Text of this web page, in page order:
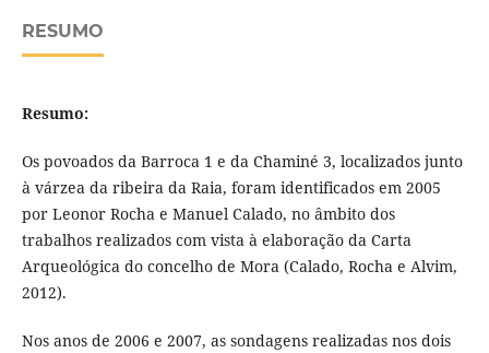
RESUMO
Resumo:
Os povoados da Barroca 1 e da Chaminé 3, localizados junto
à várzea da ribeira da Raia, foram identificados em 2005
por Leonor Rocha e Manuel Calado, no âmbito dos
trabalhos realizados com vista à elaboração da Carta
Arqueológica do concelho de Mora (Calado, Rocha e Alvim,
2012).
Nos anos de 2006 e 2007, as sondagens realizadas nos dois